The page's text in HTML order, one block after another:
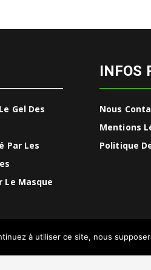
Gel Des
Par Les
Le Masque
INFOS
Nous
Mentions
Politique
à utiliser ce site, nous